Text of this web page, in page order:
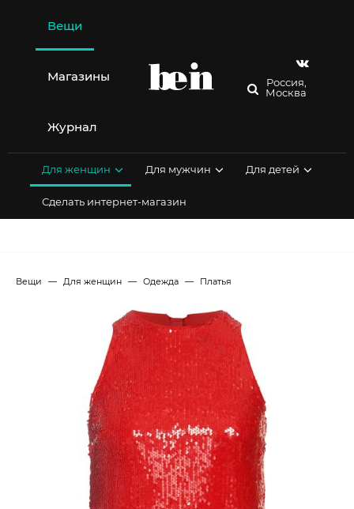
содержимому
Вещи
Магазины
Журнал
Россия,
Москва
Для женщин Для мужчин Для детей
Сделать интернет-магазин
Вещи Для женщин Одежда Платья